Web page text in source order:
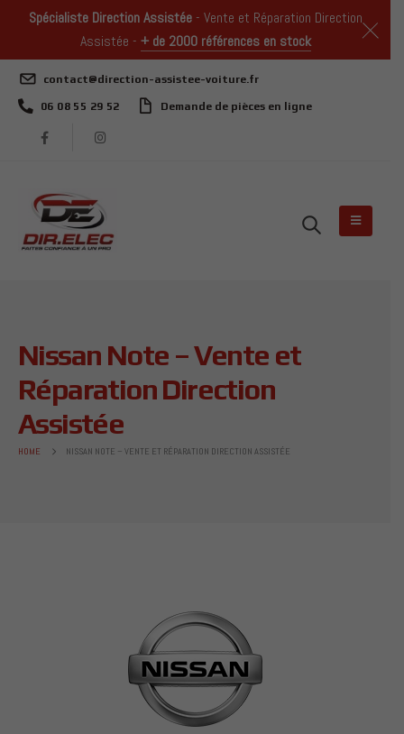
Spécialiste Direction Assistée- Vente et Réparation Direction
Assistée - + de 2000 références en stock
contact@direction-assistee-voiture.fr
06 08 55 29 52 Demande de pièces en ligne
Nissan Note – Vente et
Réparation Direction
Assistée
HOME NISSAN NOTE – VENTE ET RÉPARATION DIRECTION ASSISTÉE